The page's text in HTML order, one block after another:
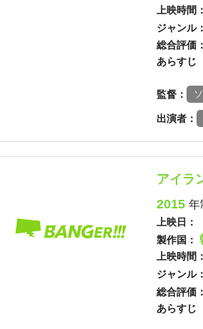
上映時間
ジャンル
総合評価
あらすじ
監督：
出演者：
アイラ
2015 年
上映日：
製作国：
上映時間
ジャンル
総合評価
あらすじ